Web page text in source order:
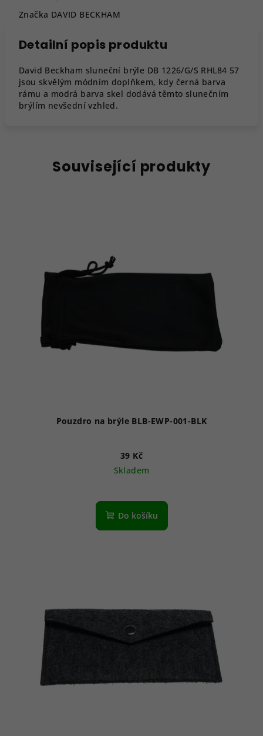
Značka DAVID BECKHAM
Detailní popis produktu
David Beckham sluneční brýle DB 1226/G/S RHL84 57
jsou skvělým módním doplňkem, kdy černá barva
rámu a modrá barva skel dodává těmto slunečním
brýlím nevšední vzhled.
Související produkty
Pouzdro na brýle BLB-EWP-001-BLK
39 Kč
Skladem
Do košíku